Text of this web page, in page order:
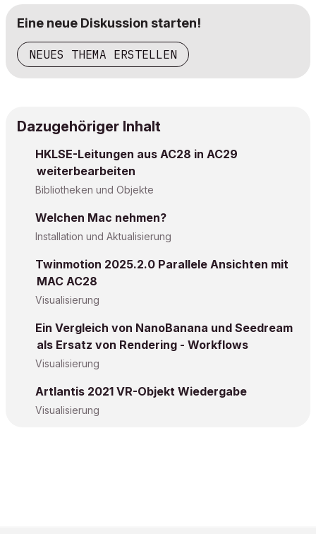
Eine neue Diskussion starten!
NEUES THEMA ERSTELLEN
Dazugehöriger Inhalt
HKLSE-Leitungen aus AC28 in AC29
weiterbearbeiten
Bibliotheken und Objekte
Welchen Mac nehmen?
Installation und Aktualisierung
Twinmotion 2025.2.0 Parallele Ansichten mit
MAC AC28
Visualisierung
Ein Vergleich von NanoBanana und Seedream
als Ersatz von Rendering - Workflows
Visualisierung
Artlantis 2021 VR-Objekt Wiedergabe
Visualisierung